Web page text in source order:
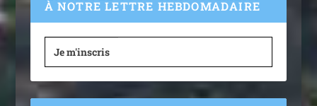
À NOTRE LETTRE HEBDOMADAIRE
Je m'inscris